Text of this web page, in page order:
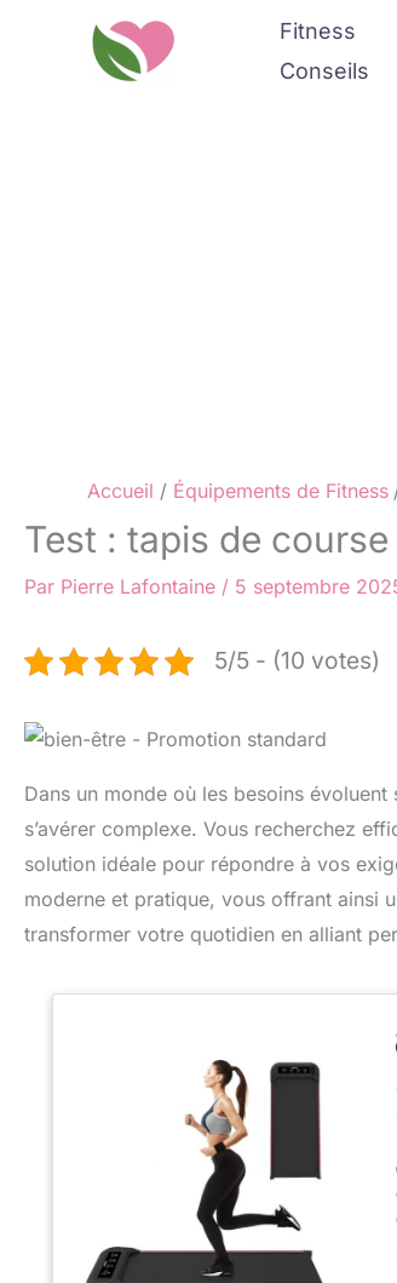
Fitness
Conseils
Accueil Équipements de Fitness
Test : tapis de
Par Pierre Lafontaine / 5 septembre
5/5 - (10 votes)
Dans un monde où les besoins
s’avérer complexe. Vous recherchez
solution idéale pour répondre à vos
moderne et pratique, vous offrant ainsi
transformer votre quotidien en alliant